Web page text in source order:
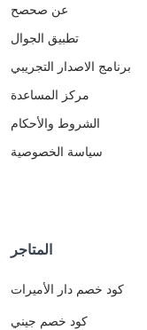
عن صحصح
تطبيق الجوال
برنامج الاصدار التجريبي
مركز المساعدة
الشروط والأحكام
سياسة الخصوصية
المتاجر
كود خصم دار الأميرات
كود خصم جيني